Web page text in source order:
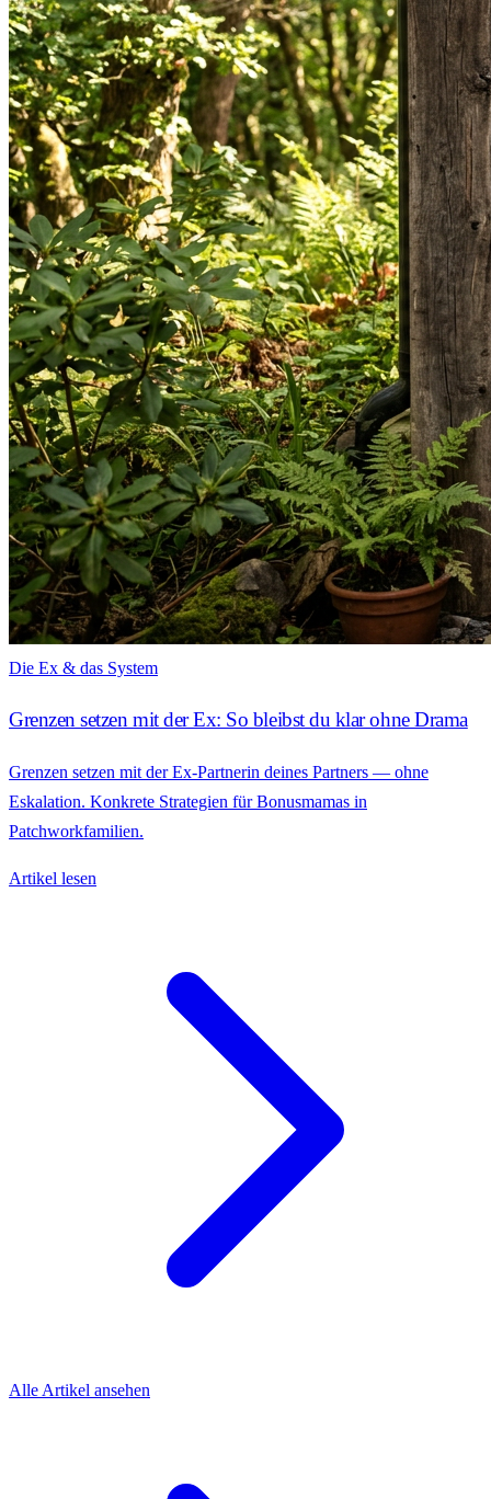
Die Ex & das System
Grenzen setzen mit der Ex: So bleibst du klar ohne Drama
Grenzen setzen mit der Ex-Partnerin deines Partners — ohne
Eskalation. Konkrete Strategien für Bonusmamas in
Patchworkfamilien.
Artikel lesen
Alle Artikel ansehen